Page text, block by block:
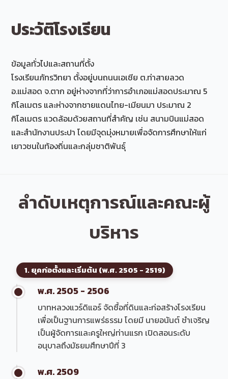
ประวัติโรงเรียน
ข้อมูลทั่วไปและสถานที่ตั้ง
โรงเรียนภัทรวิทยา ตั้งอยู่บนถนนเอเชีย ต.ท่าสายลวด
อ.แม่สอด จ.ตาก อยู่ห่างจากที่ว่าการอำเภอแม่สอดประมาณ 5
กิโลเมตร และห่างจากชายแดนไทย-เมียนมา ประมาณ 2
กิโลเมตร แวดล้อมด้วยสถานที่สำคัญ เช่น สนามบินแม่สอด
และสำนักงานประปา โดยมีจุดมุ่งหมายเพื่อจัดการศึกษาให้แก่
เยาวชนในท้องถิ่นและกลุ่มชาติพันธุ์
ลำดับเหตุการณ์และคณะผู้
บริหาร
1. ยุคก่อตั้งและเริ่มต้น (พ.ศ. 2505 - 2519)
พ.ศ. 2505 - 2506
บาทหลวงแวร์ดิแอร์ จัดซื้อที่ดินและก่อสร้างโรงเรียน
เพื่อเป็นฐานการแพร่ธรรม โดยมี นายอนันต์ ชำเจริญ
เป็นผู้จัดการและครูใหญ่ท่านแรก เปิดสอนระดับ
อนุบาลถึงมัธยมศึกษาปีที่ 3
พ.ศ. 2509